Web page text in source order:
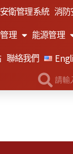
衛管理系統 消防
理 能源管理
聯絡我們